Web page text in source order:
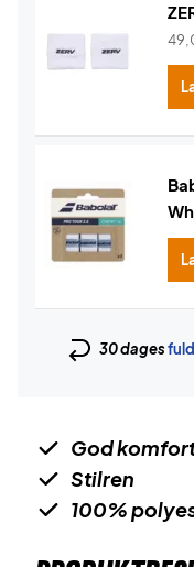
30 dages
God
Stilren
100%